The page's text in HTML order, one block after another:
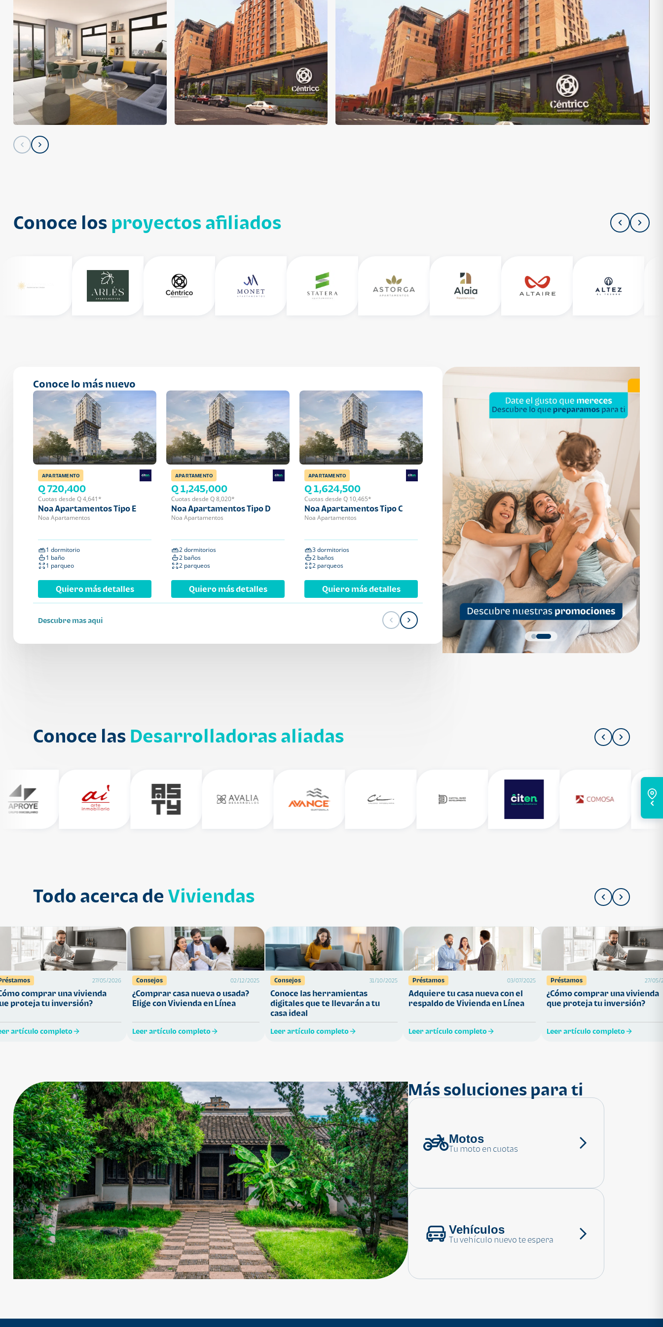
Conoce los proyectos afiliados
Conoce lo más nuevo
APARTAMENTO
Q 720,400
Cuotas desde Q 4,641*
Noa Apartamentos Tipo E
Noa Apartamentos
1 dormitorio
1 baño
1 parqueo
Quiero más detalles
APARTAMENTO
Q 1,245,000
Cuotas desde Q 8,020*
Noa Apartamentos Tipo D
Noa Apartamentos
2 dormitorios
2 baños
2 parqueos
Quiero más detalles
APARTAMENTO
Q 1,624,500
Cuotas desde Q 10,465*
Noa Apartamentos Tipo C
Noa Apartamentos
3 dormitorios
2 baños
2 parqueos
Quiero más detalles
APARTAMENTO
Q 1,136,200
Cuotas desde Q 7,319*
Noa Apartamentos Tipo B
Noa Apartamentos
2 dormitorios
2 baños
1 parqueo
Quiero más detalles
APARTAMENTO
Q 1,559,700
Cuotas desde Q 10,047*
Noa Apartamentos Tipo A
Noa Apartamentos
3 dormitorios
2 baños
2 parqueos
Quiero más detalles
Descubre mas aqui
Conoce las Desarrolladoras aliadas
Todo acerca de Viviendas
27/05/2026
comprar una vivienda
proteja tu inversión?
artículo completo
Consejos 02/12/2025
¿Comprar casa nueva o usada?
Elige con Vivienda en Línea
Leer artículo completo
Consejos 31/10/2025
Conoce las herramientas
digitales que te llevarán a tu
casa ideal
Leer artículo completo
Préstamos 03/07/2025
Adquiere tu casa nueva con el
respaldo de Vivienda en Línea
Leer artículo completo
Préstamos 27/05/
¿Cómo comprar una vivienda
que proteja tu inversión?
Leer artículo completo
Más soluciones para ti
Motos
Tu moto en cuotas
Vehículos
Tu vehículo nuevo te espera